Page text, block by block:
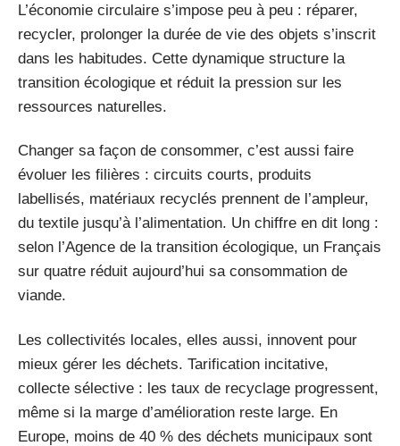
L’économie circulaire s’impose peu à peu : réparer,
recycler, prolonger la durée de vie des objets s’inscrit
dans les habitudes. Cette dynamique structure la
transition écologique et réduit la pression sur les
ressources naturelles.
Changer sa façon de consommer, c’est aussi faire
évoluer les filières : circuits courts, produits
labellisés, matériaux recyclés prennent de l’ampleur,
du textile jusqu’à l’alimentation. Un chiffre en dit long :
selon l’Agence de la transition écologique, un Français
sur quatre réduit aujourd’hui sa consommation de
viande.
Les collectivités locales, elles aussi, innovent pour
mieux gérer les déchets. Tarification incitative,
collecte sélective : les taux de recyclage progressent,
même si la marge d’amélioration reste large. En
Europe, moins de 40 % des déchets municipaux sont